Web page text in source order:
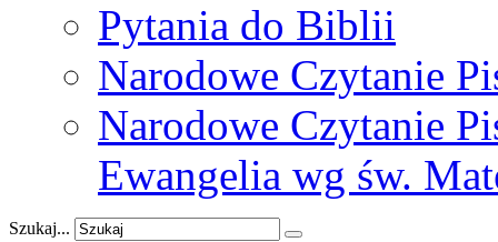
Pytania do Biblii
Narodowe Czytanie
Narodowe Czytanie
Ewangelia wg św.
Szukaj...